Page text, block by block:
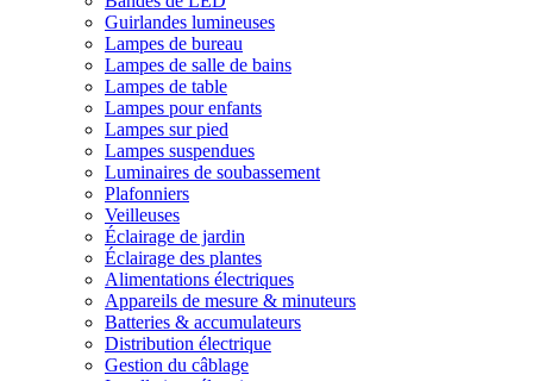
Guirlandes lumineuses
Lampes de bureau
Lampes de salle de bains
Lampes de table
Lampes pour enfants
Lampes sur pied
Lampes suspendues
Luminaires de soubassement
Plafonniers
Veilleuses
Éclairage de jardin
Éclairage des plantes
Alimentations électriques
Appareils de mesure & minuteurs
Batteries & accumulateurs
Distribution électrique
Gestion du câblage